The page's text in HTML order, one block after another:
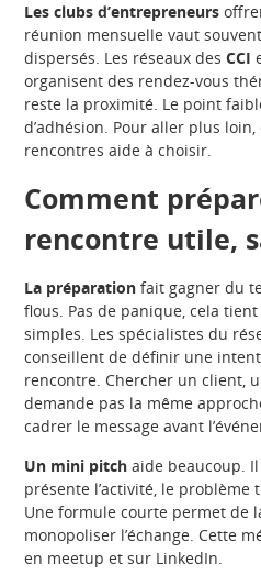
Les clubs d’entrepreneurs
réunion mensuelle vaut
dispersés. Les réseaux desCCI
organisent des rendez-vous
reste la proximité. Le point
d’adhésion. Pour aller plus
rencontres aide à choisir.
Comment
rencontre utile,
La préparation fait gagner du
flous. Pas de panique, cela
simples. Les spécialistes du
conseillent de définir une
rencontre. Chercher un client,
demande pas la même
cadrer le message avant
Un mini pitch aide beaucoup.
présente l’activité, le
Une formule courte permet de
monopoliser l’échange. Cette
en meetup et sur LinkedIn.